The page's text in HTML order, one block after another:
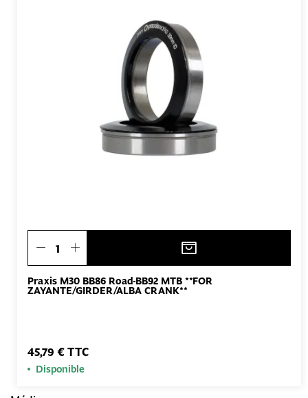
Praxis M30 BB86 Road-BB92 MTB **FOR
ZAYANTE/GIRDER/ALBA CRANK**
45,79 € TTC
Disponible